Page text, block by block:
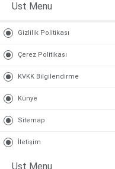
Ust Menu
Gizlilik Politikası
Çerez Politikası
KVKK Bilgilendirme
Künye
Sitemap
İletişim
Ust Menu